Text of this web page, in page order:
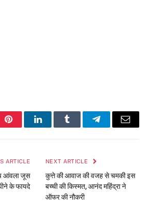
PinterestLinkedInTumblr TelegramEmail
ARTICLE
आंवला जूस
के फायदे
NEXT ARTICLE
कुत्ते की आवाज की वजह से चमकी इस
बच्ची की किस्मत, आनंद महिंद्रा ने
ऑफर की नौकरी